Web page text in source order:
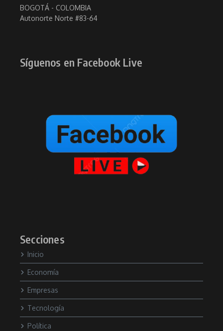
BOGOTÁ - COLOMBIA
Autonorte Norte #83-64
Síguenos en Facebook Live
Secciones
Inicio
Economía
Empresas
Tecnología
Política